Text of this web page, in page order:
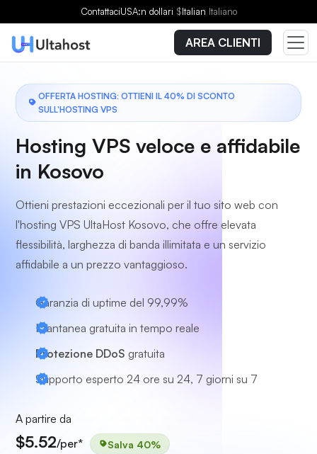
ContattaciUSA:n dollari $Italian Italiano
AREA CLIENTI
OFFERTA HOSTING: OTTIENI IL 40% DI SCONTO
SULL'HOSTING VPS
Hosting VPS veloce e affidabile
in Kosovo
Ottieni prestazioni eccezionali per il tuo sito web con
l'hosting VPS UltaHost Kosovo, che offre elevata
flessibilità, larghezza di banda illimitata e un servizio
affidabile a un prezzo vantaggioso.
Garanzia di uptime del 99,99%
Istantanea gratuita in tempo reale
Protezione DDoS gratuita
Supporto esperto 24 ore su 24, 7 giorni su 7
A partire da
$5.52/per* Salva 40%